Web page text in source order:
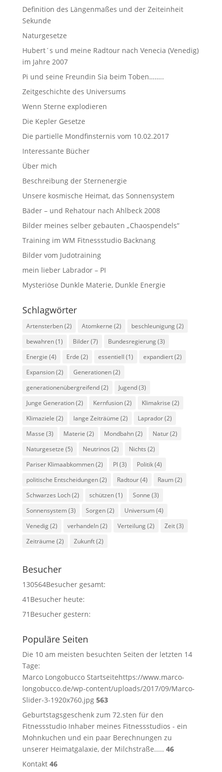
Definition des Längenmaßes und der Zeiteinheit
Sekunde
Naturgesetze
Hubert´s und meine Radtour nach Venecia (Venedig)
im Jahre 2007
Pi und seine Freundin Sia beim Toben……..
Zeitgeschichte des Universums
Wenn Sterne explodieren
Die Kepler Gesetze
Die partielle Mondfinsternis vom 10.02.2017
Interessante Bücher
Über mich
Beschreibung der Sternenergie
Unsere kosmische Heimat, das Sonnensystem
Bäder – und Rehatour nach Ahlbeck 2008
Bilder meines selber gebauten „Chaospendels“
Training im WM Fitnessstudio Backnang
Bilder vom Judotraining
mein lieber Labrador – PI
Mysteriöse Dunkle Materie, Dunkle Energie
Schlagwörter
Artensterben(2) Atomkerne (2) beschleunigung(2)
bewahren(1) Bilder(7) Bundesregierung(3)
Energie (4) Erde (2) essentiell (1) expandiert(2)
Expansion(2) Generationen(2)
generationenübergreifend(2) Jugend(3)
Junge Generation(2) Kernfusion(2) Klimakrise (2)
Klimaziele (2) lange Zeiträüme (2) Laprador(2)
Masse (3) Materie (2) Mondbahn(2) Natur(2)
Naturgesetze (5) Neutrinos (2) Nichts (2)
Pariser Klimaabkommen(2) PI(3) Politik(4)
politische Entscheidungen(2) Radtour(4) Raum(2)
Schwarzes Loch(2) schützen(1) Sonne (3)
Sonnensystem(3) Sorgen(2) Universum(4)
Venedig(2) verhandeln(2) Verteilung(2) Zeit(3)
Zeiträume (2) Zukunft(2)
Besucher
130564Besucher gesamt:
41 Besucher heute:
71 Besucher gestern:
Populäre Seiten
Die 10 am meisten besuchten Seiten der letzten 14
Tage:
Marco Longobucco Startseitehttps://www.marco-
longobucco.de/wp-content/uploads/2017/09/Marco-
Slider-3-1920x760.jpg 563
Geburtstagsgeschenk zum 72.sten für den
Fitnessstudio Inhaber meines Fitnessstudios - ein
Mohnkuchen und ein paar Berechnungen zu
unserer Heimatgalaxie, der Milchstraße..... 46
Kontakt 46